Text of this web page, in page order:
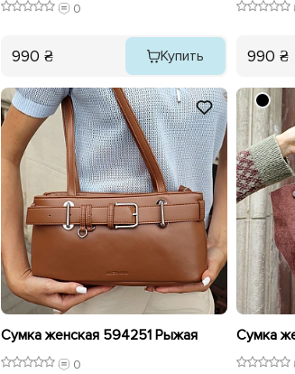
0
990 ₴ Купить 990 ₴
Сумка женская 594251 Рыжая
0